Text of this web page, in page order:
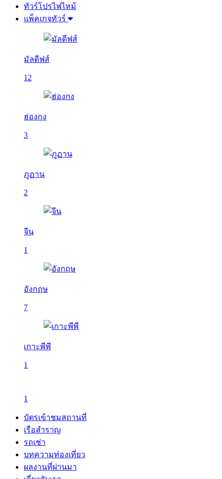
ทัวร์โปรไฟไหม้
แพ็คเกจทัวร์
มัลดีฟส์
12
ฮ่องกง
3
ภูฏาน
2
จีน
1
อังกฤษ
7
เกาะพีพี
1
1
บัตรเข้าชมสถานที่
เรือสำราญ
รถเช่า
บทความท่องเที่ยว
ผลงานที่ผ่านมา